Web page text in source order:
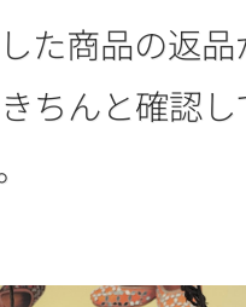
た商品の返
ちんと確認